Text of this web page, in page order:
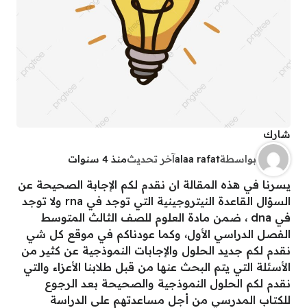
شارك
بواسطةalaa rafatآخر تحديثمنذ 4 سنوات
يسرنا في هذه المقالة ان نقدم لكم الإجابة الصحيحة عن
السؤال القاعدة النيتروجينية التي توجد في rna ولا توجد
في dna ، ضمن مادة العلوم للصف الثالث المتوسط
الفصل الدراسي الأول، وكما عودناكم في موقع كل شي
نقدم لكم جديد الحلول والإجابات النموذجية عن كثير من
الأسئلة التي يتم البحث عنها من قبل طلابنا الأعزاء والتي
نقدم لكم الحلول النموذجية والصحيحة بعد الرجوع
للكتاب المدرسي من أجل مساعدتهم على الدراسة